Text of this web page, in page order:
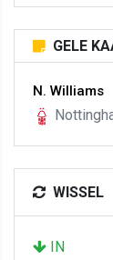
GELE
N. Williams
WISSEL
IN